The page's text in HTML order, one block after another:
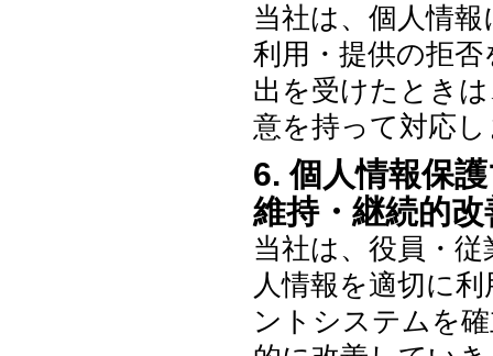
当社は、個人情
利用・提供の拒
出を受けたとき
意を持って対応
6. 個人情報保
維持・継続的改
当社は、役員・
人情報を適切に
ントシステムを